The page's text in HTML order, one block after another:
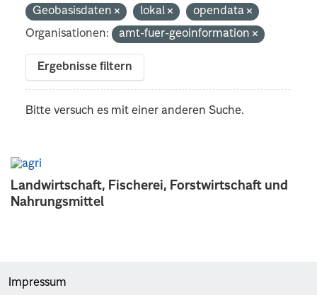
Landwirtschaft, Fischerei, Forstwirtschaft und
Nahrungsmittel
Geobasisdaten
lokal
opendata
Organisationen:
amt-fuer-geoinformation
Ergebnisse filtern
Bitte versuch es mit einer anderen Suche.
Impressum